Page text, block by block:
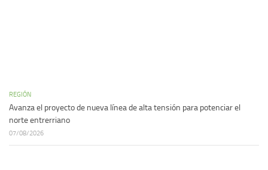
REGIÓN
Avanza el proyecto de nueva línea de alta tensión para potenciar el
norte entrerriano
07/08/2026